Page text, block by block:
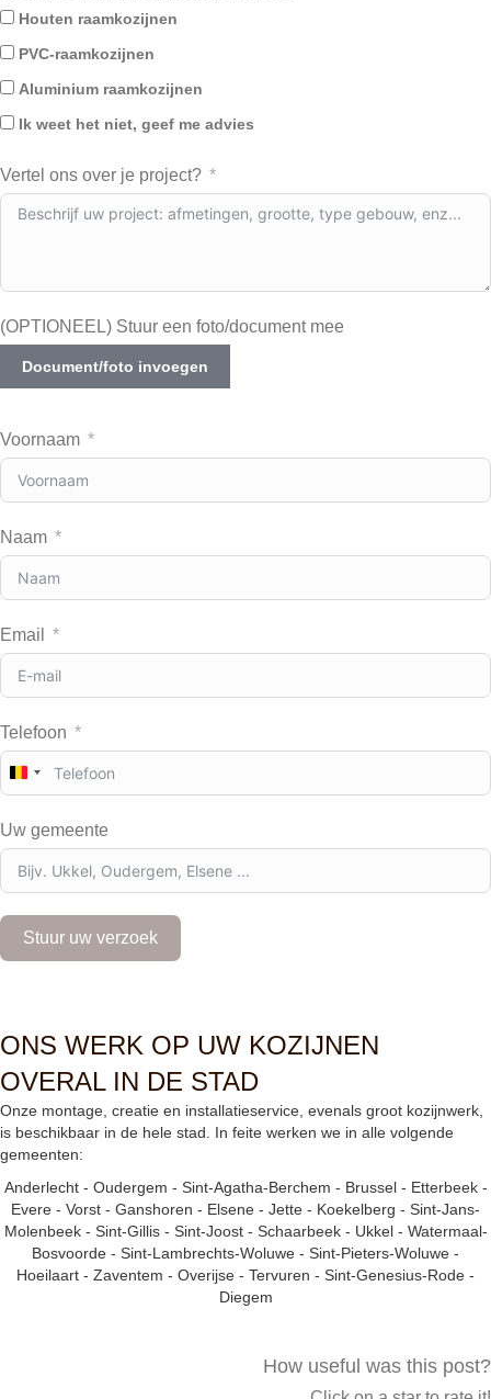
Houten raamkozijnen
PVC-raamkozijnen
Aluminium raamkozijnen
Ik weet het niet, geef me advies
Vertel ons over je project?
(OPTIONEEL) Stuur een foto/document mee
Document/foto invoegen
Voornaam
Naam
Email
Telefoon
B
e
g
u
3
2
Uw gemeente
Stuur uw verzoek
ONS WERK OP UW KOZIJNEN
OVERAL IN DE STAD
Onze montage, creatie en installatieservice, evenals groot kozijnwerk,
is beschikbaar in de hele stad. In feite werken we in alle volgende
gemeenten:
Anderlecht- Oudergem - Sint-Agatha-Berchem - Brussel- Etterbeek-
Evere - Vorst - Ganshoren - Elsene - Jette - Koekelberg - Sint-Jans-
Molenbeek- Sint-Gillis- Sint-Joost- Schaarbeek- Ukkel- Watermaal-
Bosvoorde - Sint-Lambrechts-Woluwe - Sint-Pieters-Woluwe -
Hoeilaart - Zaventem - Overijse - Tervuren - Sint-Genesius-Rode -
Diegem
How useful was this post?